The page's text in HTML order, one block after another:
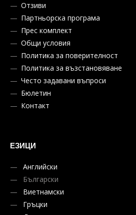
Отзиви
Партньорска програма
Прес комплект
Общи условия
Политика за поверителност
Политика за възстановяване
Често задавани въпроси
Бюлетин
Контакт
ЕЗИЦИ
Английски
Български
Виетнамски
Гръцки